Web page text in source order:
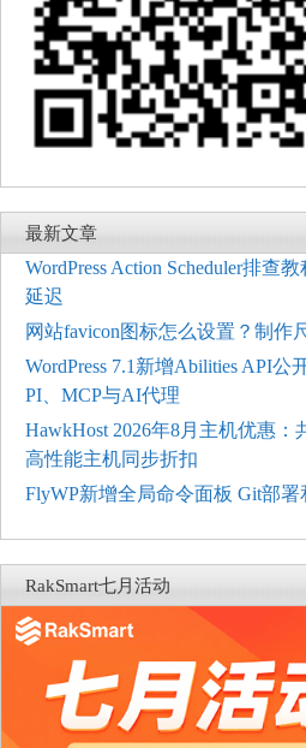
最新文章
WordPress Action Scheduler排查
延迟
网站favicon图标怎么设置？制作
WordPress 7.1新增Abilities API公
PI、MCP与AI代理
HawkHost 2026年8月主机优惠：
高性能主机同步折扣
FlyWP新增全局命令面板 Git部
RakSmart七月活动